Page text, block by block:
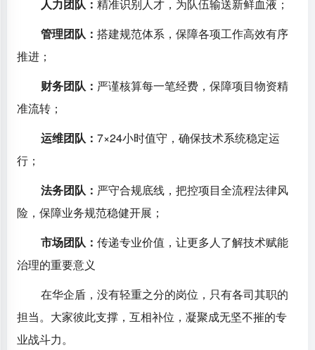
人力团队：精准识别人才，为队伍输送新鲜血液；
管理团队：搭建规范体系，保障各项工作高效有序
推进；
财务团队： 严谨核算每一笔经费，保障项目物资精
准流转；
运维团队：7×24小时值守，确保技术系统稳定运
行；
法务团队： 严守合规底线，把控项目全流程法律风
险，保障业务规范稳健开展；
市场团队：传递专业价值，让更多人了解技术赋能
治理的重要意义
在华企盾，没有轻重之分的岗位，只有各司其职的
担当。大家彼此支撑，互相补位，凝聚成无坚不摧的专
业战斗力。